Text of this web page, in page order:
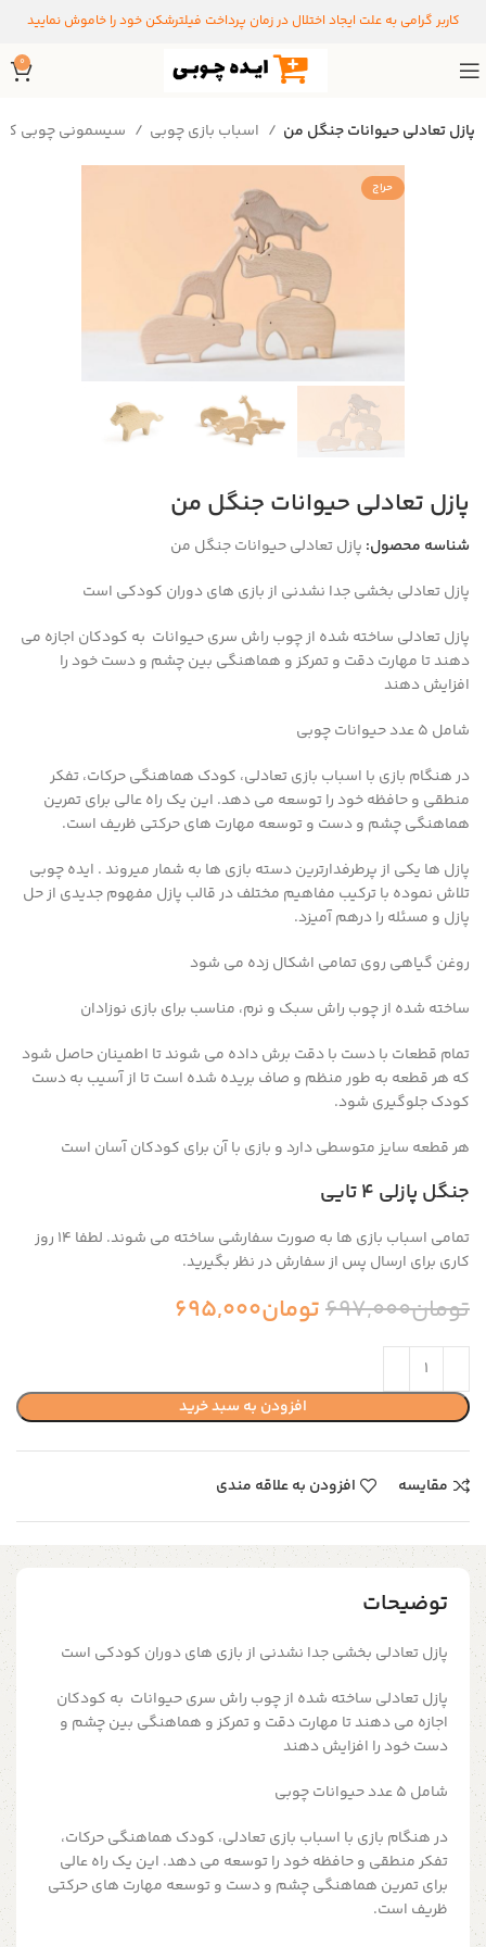
کاربر گرامی به علت ایجاد اختلال در زمان پرداخت فیلترشکن خود را خاموش نمایید
0
پازل تعادلی حیوانات جنگل من
حراج
پازل تعادلی حیوانات جنگل من
شناسه محصول: پازل تعادلی حیوانات جنگل من
پازل تعادلی بخشی جدا نشدنی از بازی های دوران کودکی است
پازل تعادلی ساخته شده از چوب راش سریحیوانات به کودکان اجازه می
دهند تا مهارت دقت و تمرکز و هماهنگی بین چشم و دست خود را
افزایش دهند
شامل ۵ عدد حیوانات چوبی
در هنگام بازی با اسباب بازی تعادلی، کودک هماهنگی حرکات، تفکر
منطقی و حافظه خود را توسعه می دهد. این یک راه عالی برای تمرین
هماهنگی چشم و دست و توسعه مهارت های حرکتی ظریف است.
پازل ها یکی از پرطرفدارترین دسته بازی ها به شمار میروند . ایده چوبی
تلاش نموده با ترکیب مفاهیم مختلف در قالب پازل مفهوم جدیدی از حل
پازل و مسئله را درهم آمیزد.
روغن گیاهی روی تمامی اشکال زده می شود
ساخته شده از چوب راش سبک و نرم، مناسب برای بازی نوزادان
تمام قطعات با دست با دقت برش داده می شوند تا اطمینان حاصل شود
که هر قطعه به طور منظم و صاف بریده شده است تا از آسیب به دست
کودک جلوگیری شود.
هر قطعه سایز متوسطی دارد و بازی با آن برای کودکان آسان است
جنگل پازلی ۴ تایی
تمامی اسباب بازی ها به صورت سفارشی ساخته می شوند. لطفا 14 روز
کاری برای ارسال پس از سفارش در نظر بگیرید.
تومان697,000تومان695,000
افزودن به سبد خرید
مقایسه افزودن به علاقه مندی
توضیحات
پازل تعادلی بخشی جدا نشدنی از بازی های دوران کودکی است
پازل تعادلی ساخته شده از چوب راش سریحیوانات به کودکان
اجازه می دهند تا مهارت دقت و تمرکز و هماهنگی بین چشم و
دست خود را افزایش دهند
شامل ۵ عدد حیوانات چوبی
در هنگام بازی با اسباب بازی تعادلی، کودک هماهنگی حرکات،
تفکر منطقی و حافظه خود را توسعه می دهد. این یک راه عالی
برای تمرین هماهنگی چشم و دست و توسعه مهارت های حرکتی
ظریف است.